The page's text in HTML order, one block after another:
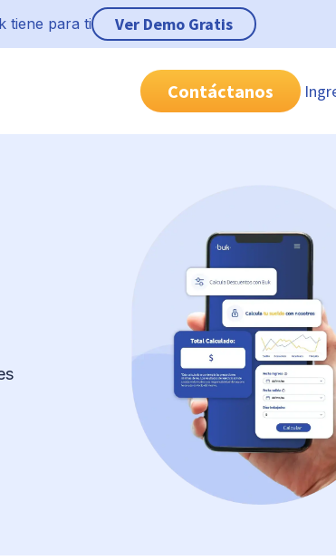
tiene para ti Ver Demo Gratis
Contáctanos
Chile
México
Brasil